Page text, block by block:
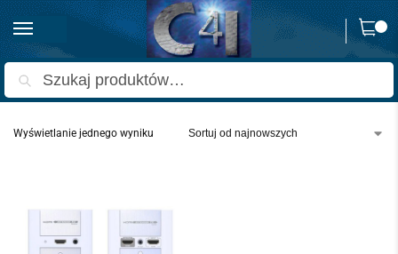
0
Strona główna Produkty oznaczone “extender naścienny po skrętce”
Wyświetlanie jednego wyniku